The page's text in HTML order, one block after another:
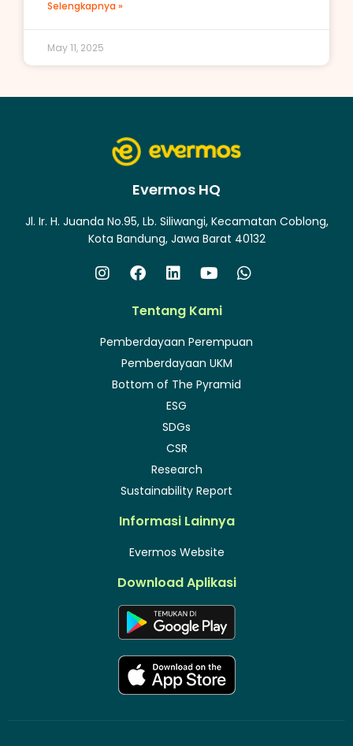
Selengkapnya »
May 11, 2025
Evermos HQ
Jl. Ir. H. Juanda No.95, Lb. Siliwangi, Kecamatan Coblong,
Kota Bandung, Jawa Barat 40132
Tentang Kami
Pemberdayaan Perempuan
Pemberdayaan UKM
Bottom of The Pyramid
ESG
SDGs
CSR
Research
Sustainability Report
Informasi Lainnya
Evermos Website
Download Aplikasi